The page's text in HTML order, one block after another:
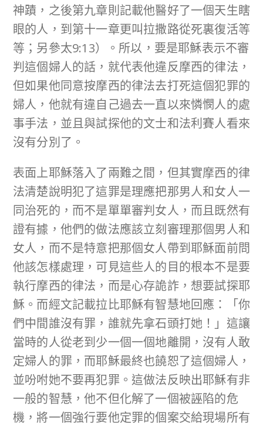
神蹟，之後第九章則記載他醫好了一個天生瞎
眼的人，到第十一章更叫拉撒路從死裏復活等
等；另參太9:13）。所以，要是耶穌表示不審
判這個婦人的話，就代表他違反摩西的律法，
但如果他同意按摩西的律法去打死這個犯罪的
婦人，他就有違自己過去一直以來憐憫人的處
事手法，並且與試探他的文士和法利賽人看來
沒有分別了。
表面上耶穌落入了兩難之間，但其實摩西的律
法清楚說明犯了這罪是理應把那男人和女人一
同治死的，而不是單單審判女人，而且既然有
證有據，他們的做法應該立刻審理那個男人和
女人，而不是特意把那個女人帶到耶穌面前問
他該怎樣處理，可見這些人的目的根本不是要
執行摩西的律法，而是心存詭詐，想要試探耶
穌。而經文記載拉比耶穌有智慧地回應：「你
們中間誰沒有罪，誰就先拿石頭打她！」這讓
當時的人從老到少一個一個地離開，沒有人敢
定婦人的罪，而耶穌最終也饒恕了這個婦人，
並吩咐她不要再犯罪。這做法反映出耶穌有非
一般的智慧，他不但化解了一個被誣陷的危
機，將一個強行要他定罪的個案交給現場所有